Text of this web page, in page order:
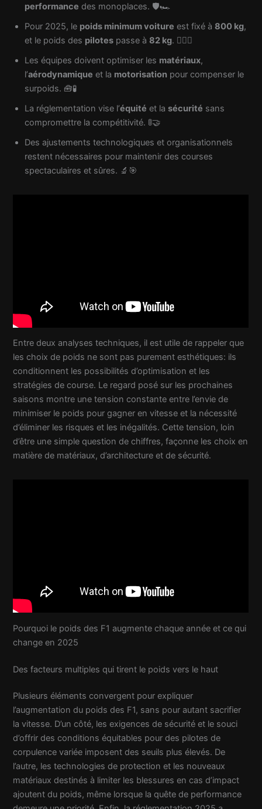
performance des monoplaces. 🛡️🏎️
Pour 2025, le poids minimum voiture est fixé à800 kg,
et le poids des pilotes passe à82 kg. 🧍‍♂️⚖️
Les équipes doivent optimiser les matériaux,
l’aérodynamique et la motorisation pour compenser le
surpoids. 🧰🧪
La réglementation vise l’équité et lasécurité sans
compromettre la compétitivité. 🚦🤝
Des ajustements technologiques et organisationnels
restent nécessaires pour maintenir des courses
spectaculaires et sûres. 🔬🎯
Entre deux analyses techniques, il est utile de rappeler que
les choix de poids ne sont pas purement esthétiques: ils
conditionnent les possibilités d’optimisation et les
stratégies de course. Le regard posé sur les prochaines
saisons montre une tension constante entre l’envie de
minimiser le poids pour gagner en vitesse et la nécessité
d’éliminer les risques et les inégalités. Cette tension, loin
d’être une simple question de chiffres, façonne les choix en
matière de matériaux, d’architecture et de sécurité.
Pourquoi le poids des F1 augmente chaque année et ce qui
change en 2025
Des facteurs multiples qui tirent le poids vers le haut
Plusieurs éléments convergent pour expliquer
l’augmentation du poids des F1, sans pour autant sacrifier
la vitesse. D’un côté, les exigences de sécurité et le souci
d’offrir des conditions équitables pour des pilotes de
corpulence variée imposent des seuils plus élevés. De
l’autre, les technologies de protection et les nouveaux
matériaux destinés à limiter les blessures en cas d’impact
ajoutent du poids, même lorsque la quête de performance